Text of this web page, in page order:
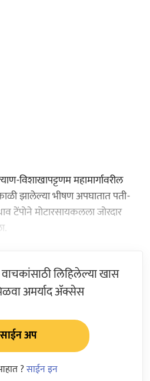
विशाखापट्टणम महामार्गावरील
झालेल्या भीषण अपघातात पती-
टेंपोने मोटारसायकलला जोरदार
लिहिलेल्या खास
अमर्याद ॲक्सेस
साईन अप
?साईन इन